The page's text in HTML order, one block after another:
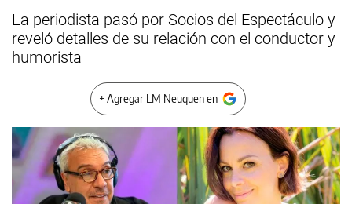
La periodista pasó por Socios del Espectáculo y
reveló detalles de su relación con el conductor y
humorista
+ Agregar LM Neuquen en